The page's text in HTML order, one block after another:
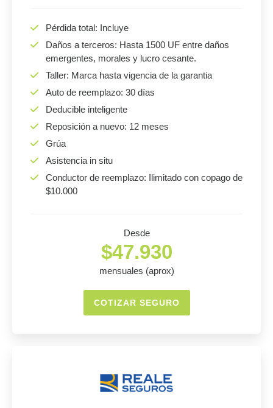
Pérdida total: Incluye
Daños a terceros: Hasta 1500 UF entre daños
emergentes, morales y lucro cesante.
Taller: Marca hasta vigencia de la garantia
Auto de reemplazo: 30 días
Deducible inteligente
Reposición a nuevo: 12 meses
Grúa
Asistencia in situ
Conductor de reemplazo: Ilimitado con copago de
$10.000
Desde
$47.930
mensuales (aprox)
COTIZAR SEGURO